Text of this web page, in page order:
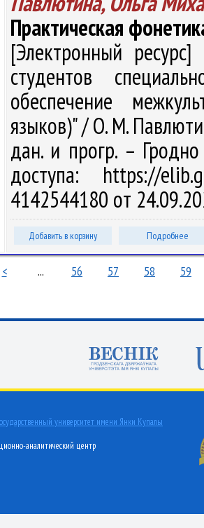
Практическая
[Электронный
студентов
обеспечение
языков)" / О. М.
дан. и прогр. –
доступа: https://
4142544180 от
Добавить в корзину Подробнее
< ... 56 57 58 59
университет имени Янки Купалы
аналитический центр